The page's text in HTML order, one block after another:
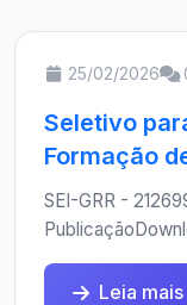
25/02/2026
Seletivo
Formação
SEI-GRR -
Leia mais